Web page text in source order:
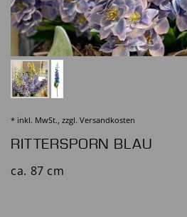
* inkl. MwSt., zzgl. Versandkosten
RITTERSPORN BLAU
ca. 87 cm